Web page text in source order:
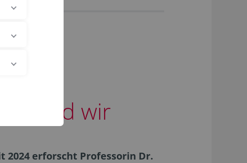
und wir
2024 erforscht Professorin Dr.